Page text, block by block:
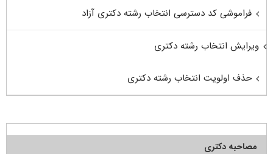
فراموشی کد دسترسی انتخاب رشته دکتری آزاد
ویرایش انتخاب رشته دکتری
حذف اولویت انتخاب رشته دکتری
مصاحبه دکتری